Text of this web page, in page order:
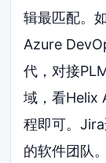
辑最匹配。
Azure
代，对接
域，看Helix
程即可。
的软件团队